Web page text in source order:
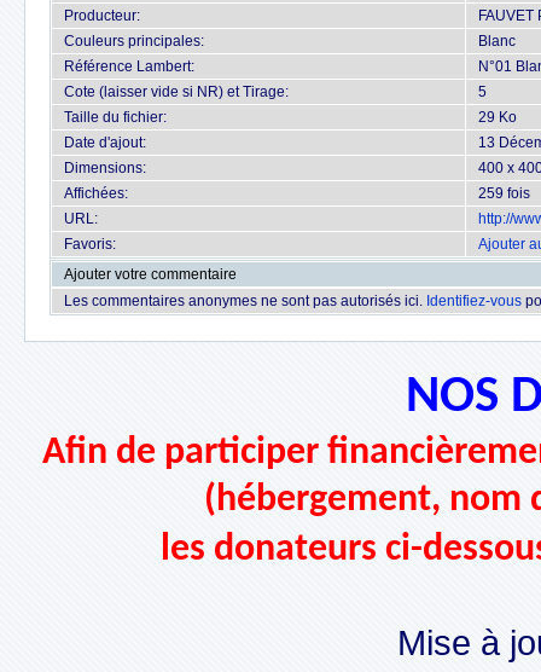
Producteur:
FAUVET
Couleurs principales:
Blanc
Référence Lambert:
N°01
Cote (laisser vide si NR) et Tirage:
5
Taille du fichier:
29 Ko
Date d'ajout:
13
Dimensions:
400 x
Affichées:
259 fois
URL:
http://
Favoris:
Ajouter
Ajouter votre commentaire
Les commentaires anonymes ne sont pas autorisés ici. Identifiez-vous
NOS
Afin de participer
(hébergement,
les donateurs ci-
Mise à